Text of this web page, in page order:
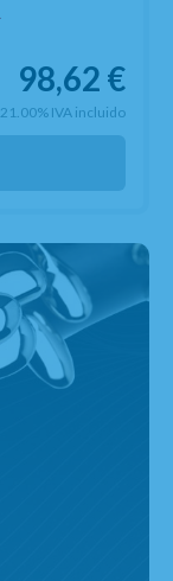
98,62 €
21.00% IVA incluido